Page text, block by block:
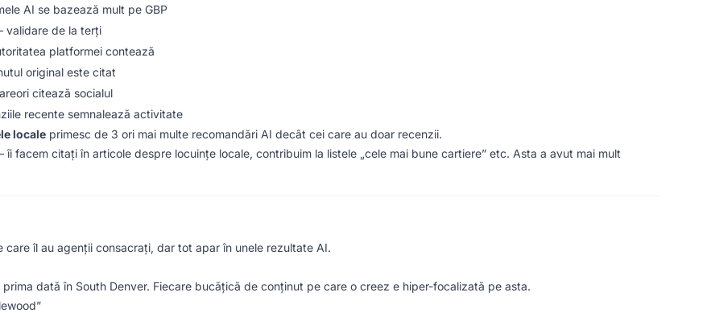
AI se bazează mult pe GBP
validare de la terți
platformei contează
original este citat
citează socialul
recente semnalează activitate
locale primesc de 3 ori mai multe recomandări AI decât cei care au doar recenzii.
facem citați în articole despre locuințe locale, contribuim la listele „cele mai bune cartiere” etc. Asta a avut mai mult
îl au agenții consacrați, dar tot apar în unele rezultate AI.
dată în South Denver. Fiecare bucățică de conținut pe care o creez e hiper-focalizată pe asta.